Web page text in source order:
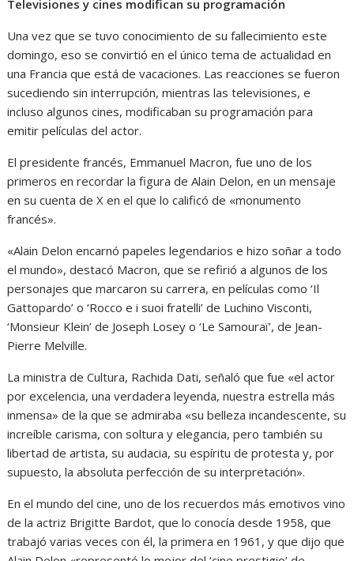
Televisiones y cines modifican su programación
Una vez que se tuvo conocimiento de su fallecimiento este
domingo, eso se convirtió en el único tema de actualidad en
una Francia que está de vacaciones. Las reacciones se fueron
sucediendo sin interrupción, mientras las televisiones, e
incluso algunos cines, modificaban su programación para
emitir películas del actor.
El presidente francés, Emmanuel Macron, fue uno de los
primeros en recordar la figura de Alain Delon, en un mensaje
en su cuenta de X en el que lo calificó de «monumento
francés».
«Alain Delon encarnó papeles legendarios e hizo soñar a todo
el mundo», destacó Macron, que se refirió a algunos de los
personajes que marcaron su carrera, en películas como ‘Il
Gattopardo’ o ‘Rocco e i suoi fratelli’ de Luchino Visconti,
‘Monsieur Klein’ de Joseph Losey o ‘Le Samouraï’, de Jean-
Pierre Melville.
La ministra de Cultura, Rachida Dati, señaló que fue «el actor
por excelencia, una verdadera leyenda, nuestra estrella más
inmensa» de la que se admiraba «su belleza incandescente, su
increíble carisma, con soltura y elegancia, pero también su
libertad de artista, su audacia, su espíritu de protesta y, por
supuesto, la absoluta perfección de su interpretación».
En el mundo del cine, uno de los recuerdos más emotivos vino
de la actriz Brigitte Bardot, que lo conocía desde 1958, que
trabajó varias veces con él, la primera en 1961, y que dijo que